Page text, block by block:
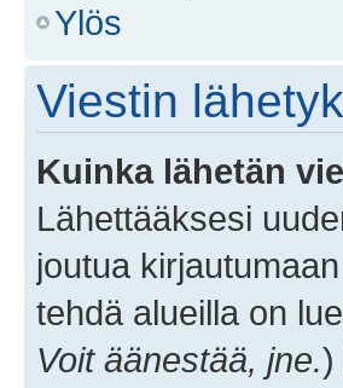
Ylös
Viestin
Kuinka lähetän
Lähettääksesi
joutua
tehdä alueilla on
Voit äänestää, jne.)